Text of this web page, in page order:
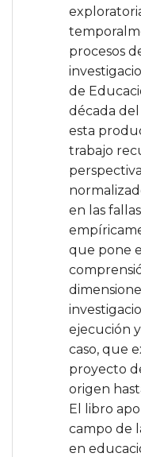
procesos
de
década
esta
trabajo
en las
que pone
ejecución
caso, que
proyecto
origen
El libro
campo de
en